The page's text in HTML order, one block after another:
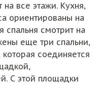
на все этажи. Кухня,
ориентированы на
спальня смотрит на
еще три спальни,
соединяется
С этой площадки